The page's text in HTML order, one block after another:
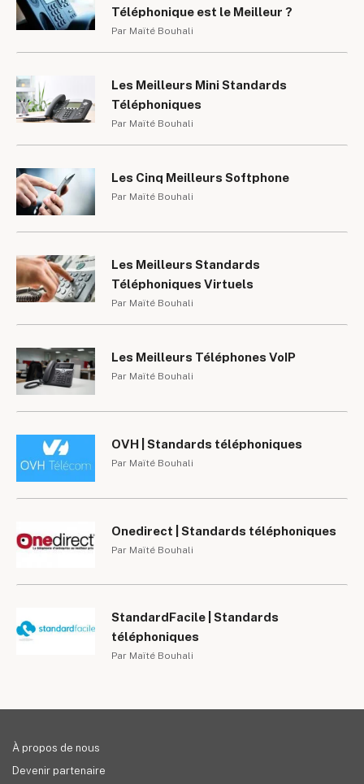
Téléphonique est le Meilleur ?
Par Maïté Bouhali
Les Meilleurs Mini Standards
Téléphoniques
Par Maïté Bouhali
Les Cinq Meilleurs Softphone
Par Maïté Bouhali
Les Meilleurs Standards
Téléphoniques Virtuels
Par Maïté Bouhali
Les Meilleurs Téléphones VoIP
Par Maïté Bouhali
OVH | Standards téléphoniques
Par Maïté Bouhali
Onedirect | Standards téléphoniques
Par Maïté Bouhali
StandardFacile | Standards
téléphoniques
Par Maïté Bouhali
À propos de nous
Devenir partenaire